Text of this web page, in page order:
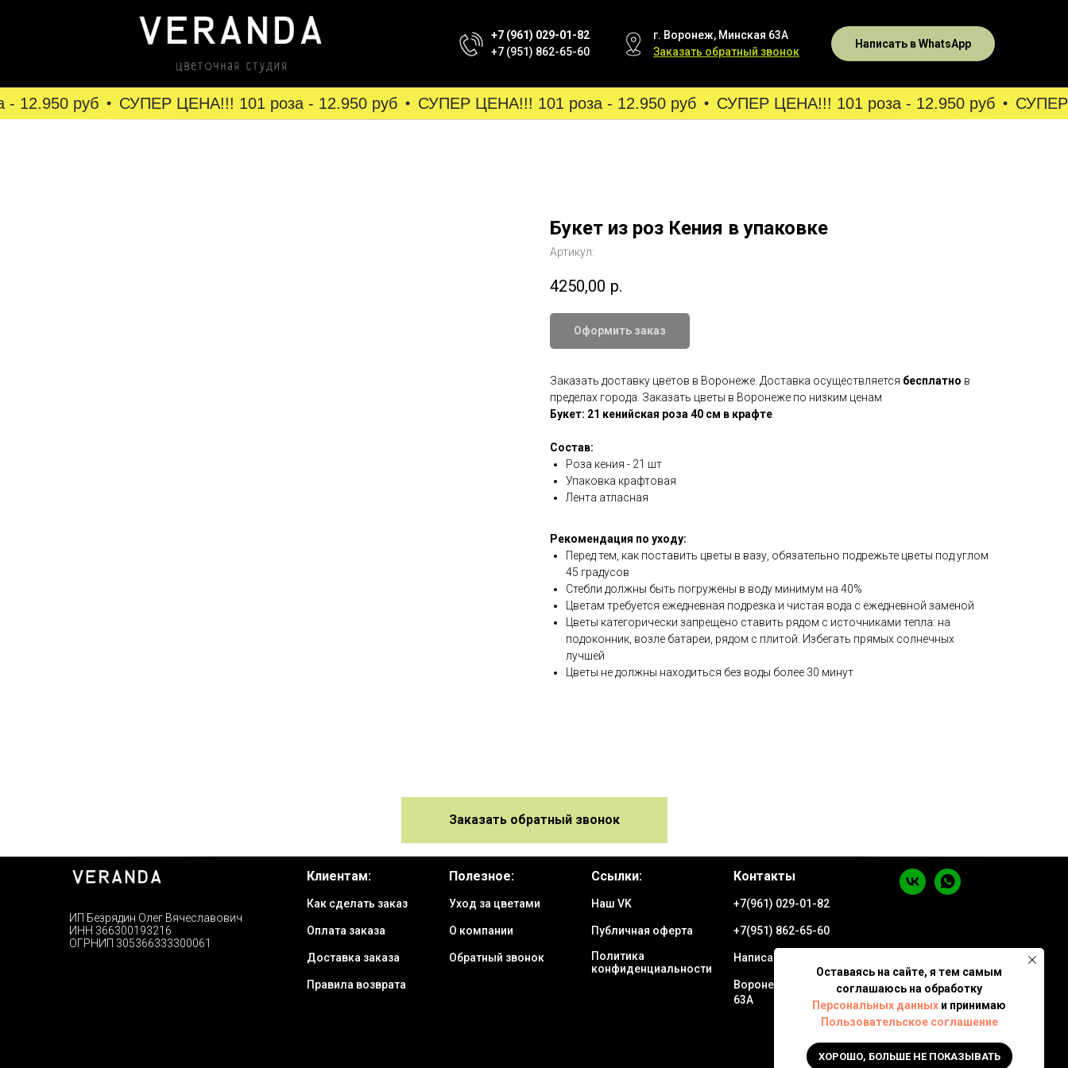
+7 (961) 029-01-82
+7 (951) 862-65-60
г. Воронеж, Минская 63А
Заказать обратный звонок
Написать в WhatsApp
руб СУПЕР ЦЕНА!!! 101 роза - 12.950 руб СУПЕР ЦЕНА!!! 101 роза - 12.950 руб СУПЕР ЦЕНА!!! 101 роза - 12.950 руб СУПЕР
Букет из роз Кения в упаковке
Артикул:
4250,00 р.
Оформить заказ
Заказать доставку цветов в Воронеже. Доставка осуществляется бесплатно в
пределах города. Заказать цветы в Воронеже по низким ценам
Букет: 21 кенийская роза 40 см в крафте
Состав:
Роза кения - 21 шт
Упаковка крафтовая
Лента атласная
Рекомендация по уходу:
Перед тем, как поставить цветы в вазу, обязательно подрежьте цветы под углом
45 градусов
Стебли должны быть погружены в воду минимум на 40%
Цветам требуется ежедневная подрезка и чистая вода с ежедневной заменой
Цветы категорически запрещено ставить рядом с источниками тепла: на
подоконник, возле батареи, рядом с плитой. Избегать прямых солнечных
лучшей
Цветы не должны находиться без воды более 30 минут
Заказать обратный звонок
ИП Безрядин Олег Вячеславович
ИНН 366300193216
ОГРНИП 305366333300061
Клиентам:
Как сделать заказ
Оплата заказа
Доставка заказа
Правила возврата
Полезное:
Уход за цветами
О компании
Обратный звонок
Ссылки:
Наш VK
Публичная оферта
Политика
конфиденциальности
Контакты
+7(961) 029-01-82
+7(951) 862-65-60
Написать в WhatsApp
Воронеж ул. Минская
63А
Оставаясь на сайте, я тем самым
соглашаюсь на обработку
Персональных данных и принимаю
Пользовательское соглашение
ХОРОШО, БОЛЬШЕ НЕ ПОКАЗЫВАТЬ